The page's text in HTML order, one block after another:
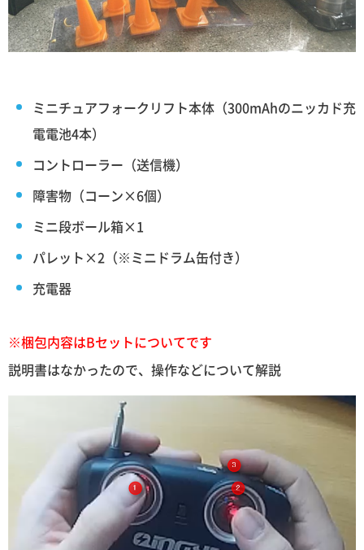
ミニチュアフォークリフト本体（300mAhのニッカド充
電電池4本）
コントローラー（送信機）
障害物（コーン×6個）
ミニ段ボール箱×1
パレット×2（※ミニドラム缶付き）
充電器
※梱包内容はBセットについてです
説明書はなかったので、操作などについて解説